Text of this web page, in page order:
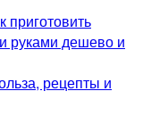
приготовить
руками дешево и
рецепты и